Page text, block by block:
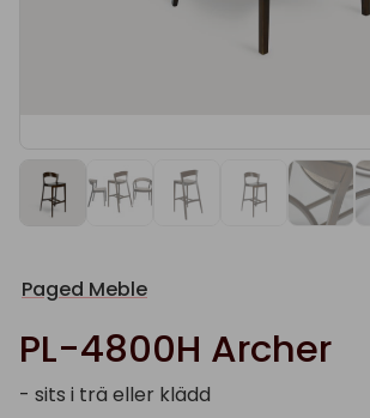
Paged Meble
PL-4800H Archer
- sits i trä eller klädd